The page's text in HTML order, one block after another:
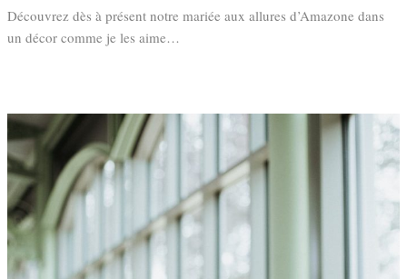
Découvrez dès à présent notre mariée aux allures d’Amazone dans
un décor comme je les aime…